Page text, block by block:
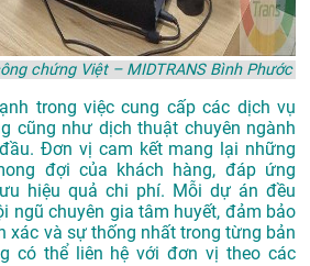
chứng Việt – MIDTRANS Bình Phước
trong việc cung cấp các dịch vụ
cũng như dịch thuật chuyên ngành
Đơn vị cam kết mang lại những
đợi của khách hàng, đáp ứng
hiệu quả chi phí. Mỗi dự án đều
ngũ chuyên gia tâm huyết, đảm bảo
xác và sự thống nhất trong từng bản
có thể liên hệ với đơn vị theo các